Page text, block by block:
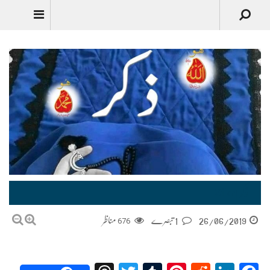
26/06/2019
676 مناظر